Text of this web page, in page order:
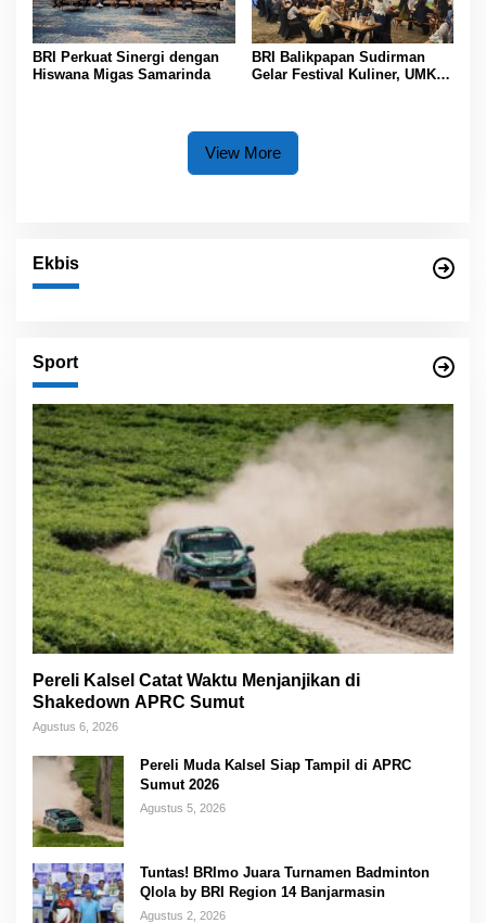
BRI Perkuat Sinergi dengan
Hiswana Migas Samarinda
BRI Balikpapan Sudirman
Gelar Festival Kuliner, UMKM
View More
Ekbis
Sport
Pereli Kalsel Catat Waktu Menjanjikan di
Shakedown APRC Sumut
Agustus 6, 2026
Pereli Muda Kalsel Siap Tampil di APRC
Sumut 2026
Agustus 5, 2026
Tuntas! BRImo Juara Turnamen Badminton
Qlola by BRI Region 14 Banjarmasin
Agustus 2, 2026